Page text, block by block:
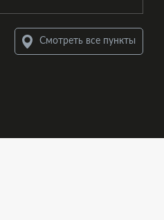
Смотреть все пункты